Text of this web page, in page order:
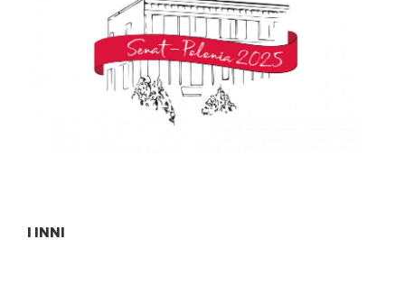
I INNI